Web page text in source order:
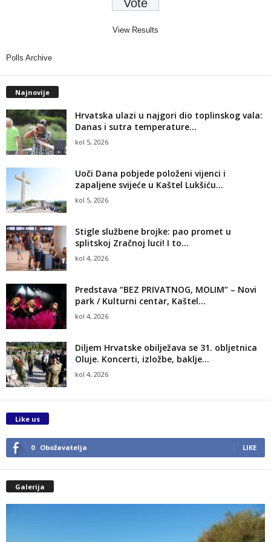
View Results
Polls Archive
Najnovije
Hrvatska ulazi u najgori dio toplinskog vala:
Danas i sutra temperature...
kol 5, 2026
Uoči Dana pobjede položeni vijenci i
zapaljene svijeće u Kaštel Lukšiću...
kol 5, 2026
Stigle službene brojke: pao promet u
splitskoj Zračnoj luci! I to...
kol 4, 2026
Predstava “BEZ PRIVATNOG, MOLIM” – Novi
park / Kulturni centar, Kaštel...
kol 4, 2026
Diljem Hrvatske obilježava se 31. obljetnica
Oluje. Koncerti, izložbe, baklje…
kol 4, 2026
Like us
0 Obožavatelja LIKE
Galerija